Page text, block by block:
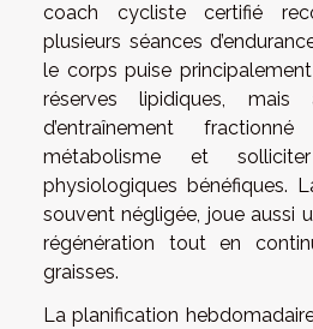
coach cycliste certifié
plusieurs séances
le corps puise
réserves lipidiques, mais
d’entraînement
métabolisme et
physiologiques bénéfiques.
souvent négligée, joue aussi
régénération tout en
graisses.
La planification